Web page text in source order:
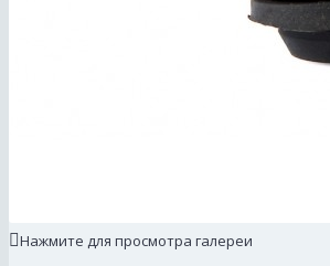
Нажмите для просмотра галереи